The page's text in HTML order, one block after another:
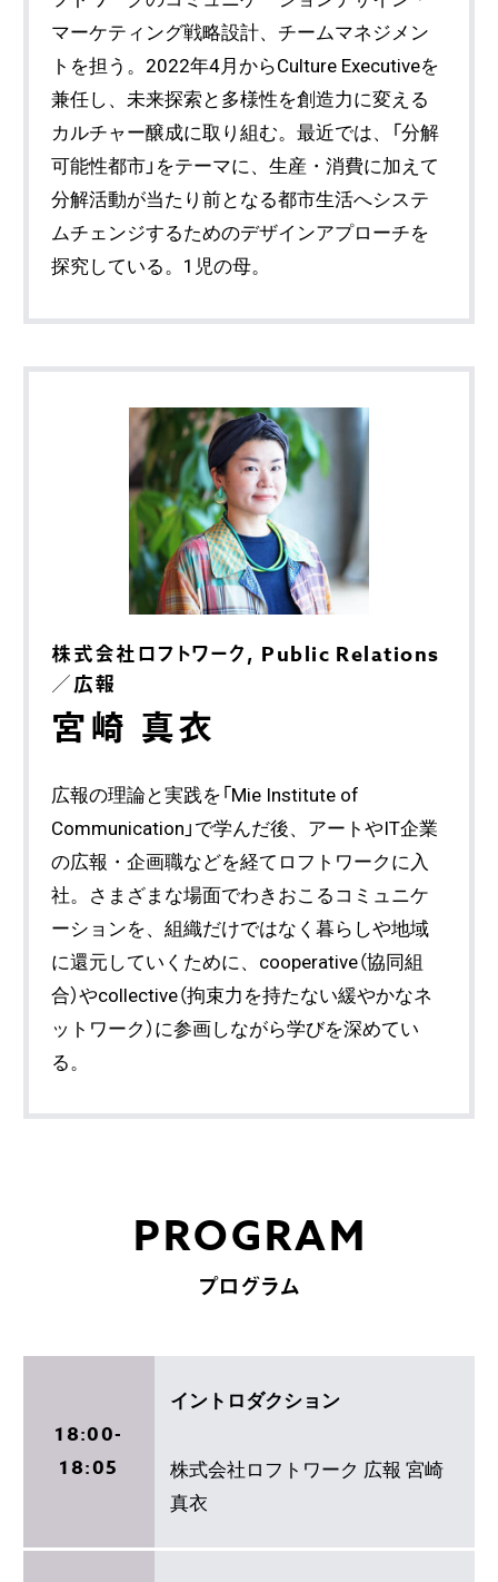
マーケティング戦略設計、チームマネジメン
トを担う。2022年4月からCulture Executiveを
兼任し、未来探索と多様性を創造力に変える
カルチャー醸成に取り組む。最近では、「分解
可能性都市」をテーマに、生産・消費に加えて
分解活動が当たり前となる都市生活へシステ
ムチェンジするためのデザインアプローチを
探究している。1児の母。
株式会社ロフトワーク, Public Relations
／広報
宮崎 真衣
広報の理論と実践を「Mie Institute of
Communication」で学んだ後、アートやIT企業
の広報・企画職などを経てロフトワークに入
社。さまざまな場面でわきおこるコミュニケ
ーションを、組織だけではなく暮らしや地域
に還元していくために、cooperative（協同組
合）やcollective（拘束力を持たない緩やかなネ
ットワーク）に参画しながら学びを深めてい
る。
PROGRAM
プログラム
18:00-
18:05
イントロダクション
株式会社ロフトワーク 広報 宮崎
真衣